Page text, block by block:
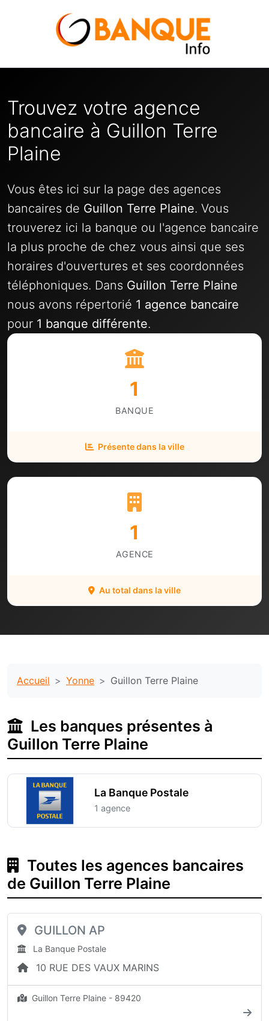
Trouvez votre agence
bancaire à Guillon Terre
Plaine
Vous êtes ici sur la page des agences
bancaires de Guillon Terre Plaine. Vous
trouverez ici la banque ou l'agence bancaire
la plus proche de chez vous ainsi que ses
horaires d'ouvertures et ses coordonnées
téléphoniques. Dans Guillon Terre Plaine
nous avons répertorié 1 agence bancaire
pour 1 banque différente.
1
BANQUE
Présente dans la ville
1
AGENCE
Au total dans la ville
Accueil Yonne Guillon Terre Plaine
Les banques présentes à
Guillon Terre Plaine
La Banque Postale
1 agence
Toutes les agences bancaires
de Guillon Terre Plaine
GUILLON AP
La Banque Postale
10 RUE DES VAUX MARINS
Guillon Terre Plaine - 89420